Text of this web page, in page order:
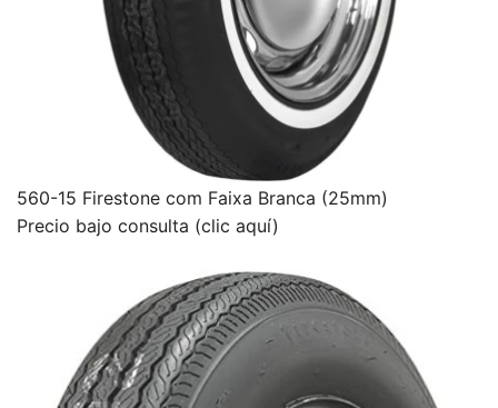
560-15 Firestone com Faixa Branca (25mm)
Precio bajo consulta (clic aquí)